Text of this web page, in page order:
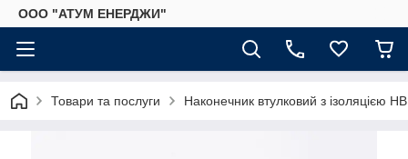
ООО "АТУМ ЕНЕРДЖИ"
Товари та послуги Наконечник втулковий з ізоляцією